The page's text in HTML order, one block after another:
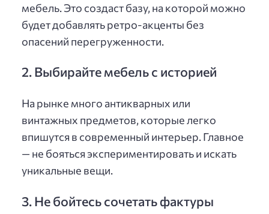
мебель. Это создаст базу, на которой можно
будет добавлять ретро-акценты без
опасений перегруженности.
2. Выбирайте мебель с историей
На рынке много антикварных или
винтажных предметов, которые легко
впишутся в современный интерьер. Главное
— не бояться экспериментировать и искать
уникальные вещи.
3. Не бойтесь сочетать фактуры